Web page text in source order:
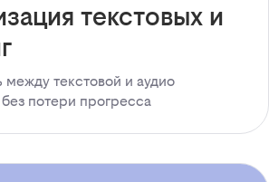
текстовых и
между текстовой и аудио
потери прогресса